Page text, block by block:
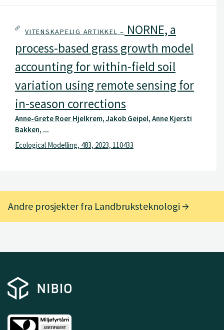
VITENSKAPELIG ARTIKKEL – NORNE, a
process-based grass growth model
accounting for within-field soil
variation using remote sensing for
in-season corrections
Anne-Grete Roer Hjelkrem, Jakob Geipel, Anne Kjersti
Bakken, ...
Ecological Modelling, 483, 2023, 110433
Andre prosjekter fra Landbruksteknologi